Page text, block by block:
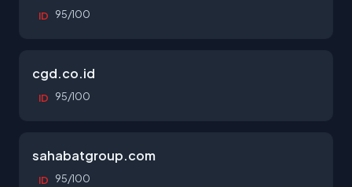
ID 95/100
cgd.co.id
ID 95/100
sahabatgroup.com
ID 95/100